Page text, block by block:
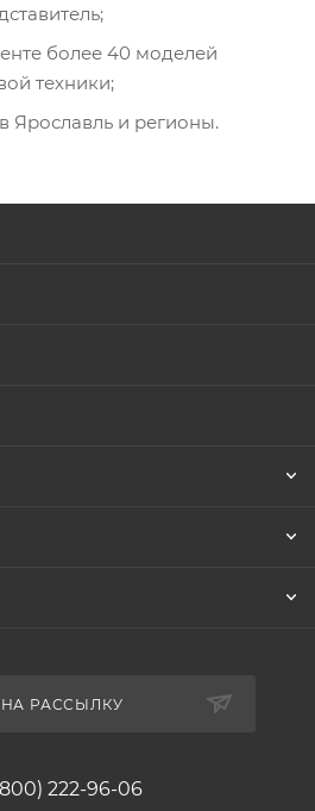
более 40 моделей
техники;
Ярославль и регионы.
РАССЫЛКУ
222-96-06